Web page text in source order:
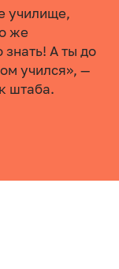
училище,
же
знать! А ты до
учился», —
штаба.